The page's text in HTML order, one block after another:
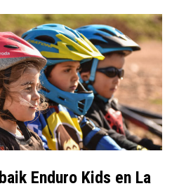
Enduro Kids en La